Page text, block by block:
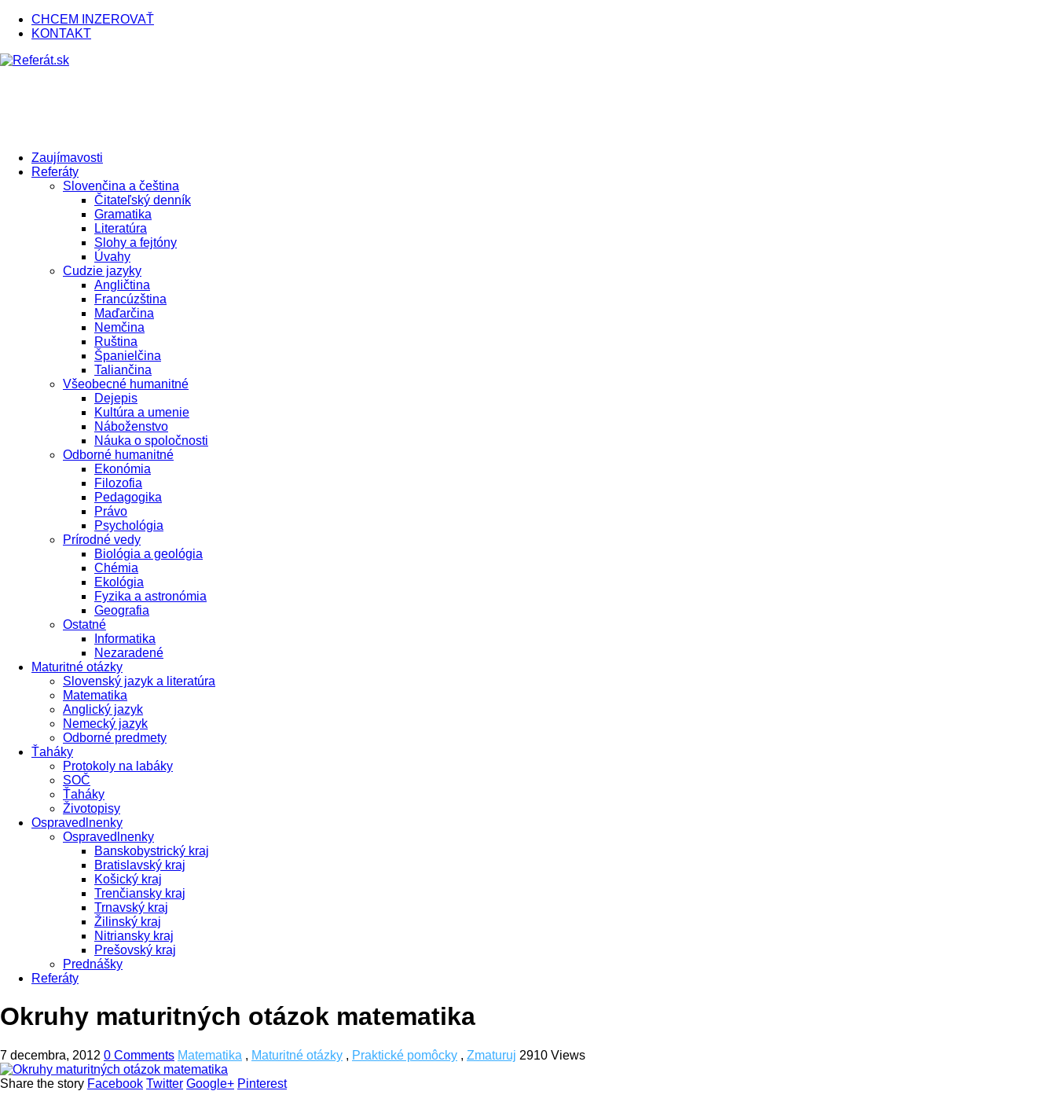
CHCEM INZEROVAŤ
KONTAKT
Zaujímavosti
Referáty
Slovenčina a čeština
Čitateľský denník
Gramatika
Literatúra
Slohy a fejtóny
Úvahy
Cudzie jazyky
Angličtina
Francúzština
Maďarčina
Nemčina
Ruština
Španielčina
Taliančina
Všeobecné humanitné
Dejepis
Kultúra a umenie
Náboženstvo
Náuka o spoločnosti
Odborné humanitné
Ekonómia
Filozofia
Pedagogika
Právo
Psychológia
Prírodné vedy
Biológia a geológia
Chémia
Ekológia
Fyzika a astronómia
Geografia
Ostatné
Informatika
Nezaradené
Maturitné otázky
Slovenský jazyk a literatúra
Matematika
Anglický jazyk
Nemecký jazyk
Odborné predmety
Ťaháky
Protokoly na labáky
SOČ
Ťaháky
Životopisy
Ospravedlnenky
Ospravedlnenky
Banskobystrický kraj
Bratislavský kraj
Košický kraj
Trenčiansky kraj
Trnavský kraj
Žilinský kraj
Nitriansky kraj
Prešovský kraj
Prednášky
Referáty
Okruhy maturitných otázok matematika
7 decembra, 2012 0 Comments Matematika , Maturitné otázky , Praktické pomôcky , Zmaturuj 2910 Views
Share the story Facebook Twitter Google+ Pinterest